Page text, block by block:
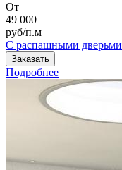
От
49 000
руб/п.м
С распашными дверьми
Заказать
Подробнее